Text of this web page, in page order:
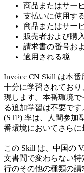
商品またはサー
支払いに使用す
商品またはサー
販売者および購
請求書の番号お
適用される税
Invoice CN Skill は本
十分に学習されてお
現します。本番環境
る追加学習は不要で
(STP) 率は、人間参加
番環境においてさらに
この Skill は、中国の
文書間で変わらない
行のその他の種類の